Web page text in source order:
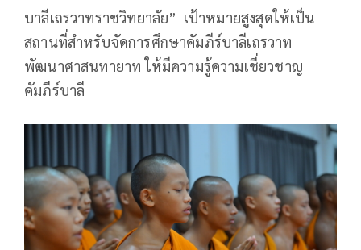
บาลีเถรวาทราชวิทยาลัย” เป้าหมายสูงสุดให้เป็น
สถานที่สำหรับจัดการศึกษาคัมภีร์บาลีเถรวาท
พัฒนาศาสนทายาท ให้มีความรู้ความเชี่ยวชาญ
คัมภีร์บาลี